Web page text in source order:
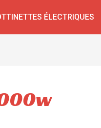
ÉLECTRIQUES